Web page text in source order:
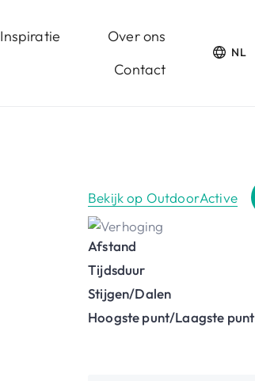
Inspiratie
Over ons
Contact
NL
Bekijk op OutdoorActive
Afstand
Tijdsduur
Stijgen/Dalen
Hoogste punt/Laagste punt